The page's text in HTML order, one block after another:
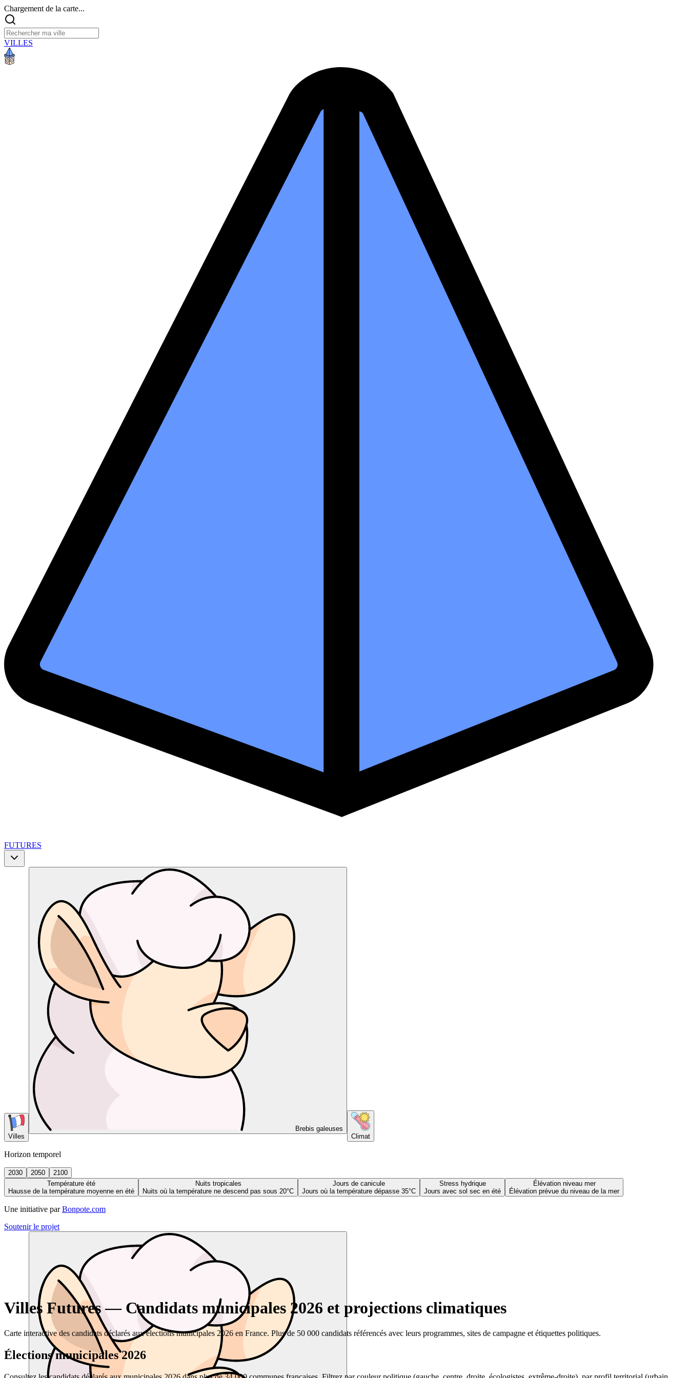
Chargement de la carte...
VILLES
FUTURES
Villes
Brebis galeuses
Climat
Horizon temporel
2030 2050
2100
Température été
Hausse de la température moyenne en été
Nuits tropicales
Nuits où la température ne descend pas sous 20°C
Jours de canicule
Jours où la température dépasse 35°C
Stress hydrique
Jours avec sol sec en été
Élévation niveau mer
Élévation prévue du niveau de la mer
Une initiative par Bonpote.com
Soutenir le projet
Villes Futures — Candidats municipales 2026 et projections climatiques
Carte interactive des candidats déclarés aux élections municipales 2026 en France. Plus de 50 000 candidats référencés avec leurs programmes, sites de campagne et étiquettes politiques.
Élections municipales 2026